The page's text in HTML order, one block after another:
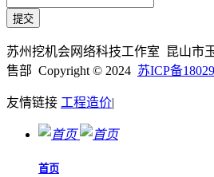
苏州挖机会网络科技工作室 昆山市
售部 Copyright © 2024 苏ICP备
友情链接 工程造价|
首页